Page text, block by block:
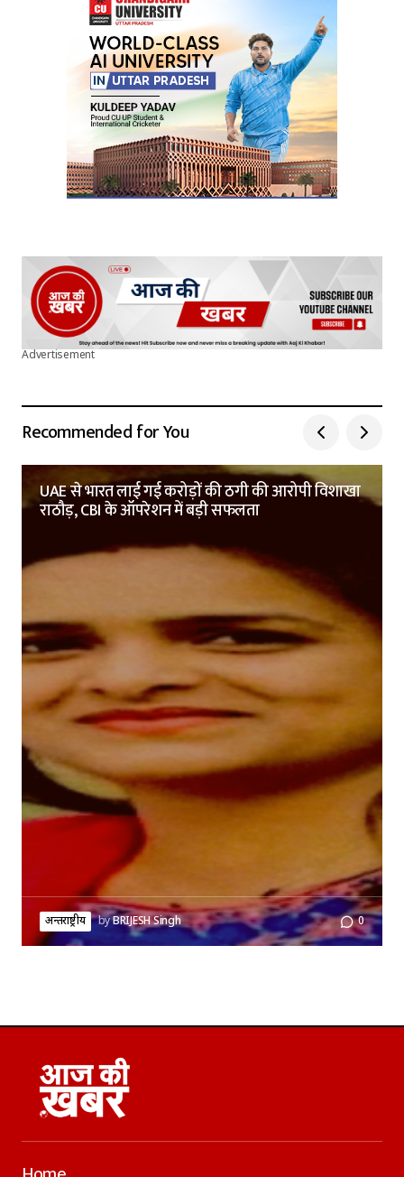
Advertisement
Recommended for You
UAE से भारत लाई गई करोड़ों की ठगी की आरोपी विशाखा
राठौड़, CBI के ऑपरेशन में बड़ी सफलता
अन्तर्राष्ट्रीय byBRIJESH Singh 0